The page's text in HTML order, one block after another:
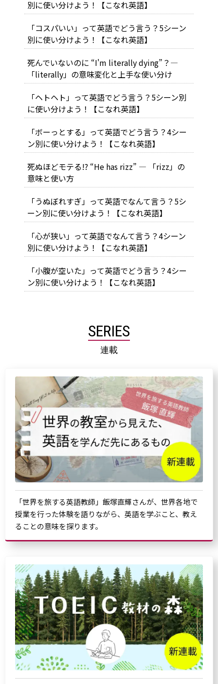
別に使い分けよう！【こなれ英語】
「コスパいい」って英語でどう言う？5シーン
別に使い分けよう！【こなれ英語】
死んでいないのに “I'm literally dying”？―
「literally」の意味変化と上手な使い分け
「ヘトヘト」って英語でどう言う？5シーン別
に使い分けよう！【こなれ英語】
「ボーっとする」って英語でどう言う？4シー
ン別に使い分けよう！【こなれ英語】
死ぬほどモテる!? “He has rizz” ― 「rizz」の
意味と使い方
「うぬぼれすぎ」って英語でなんて言う？5シ
ーン別に使い分けよう！【こなれ英語】
「心が狭い」って英語でなんて言う？4シーン
別に使い分けよう！【こなれ英語】
「小腹が空いた」って英語でどう言う？4シー
ン別に使い分けよう！【こなれ英語】
SERIES
連載
「世界を旅する英語教師」飯塚直輝さんが、世界各地で
授業を行った体験を語りながら、英語を学ぶこと、教え
ることの意味を探ります。